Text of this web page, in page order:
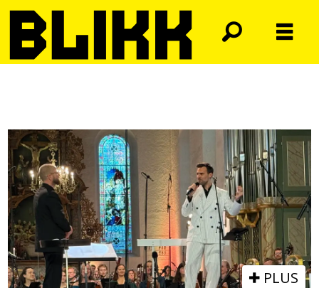
skeivt
fellesskap
PLUS